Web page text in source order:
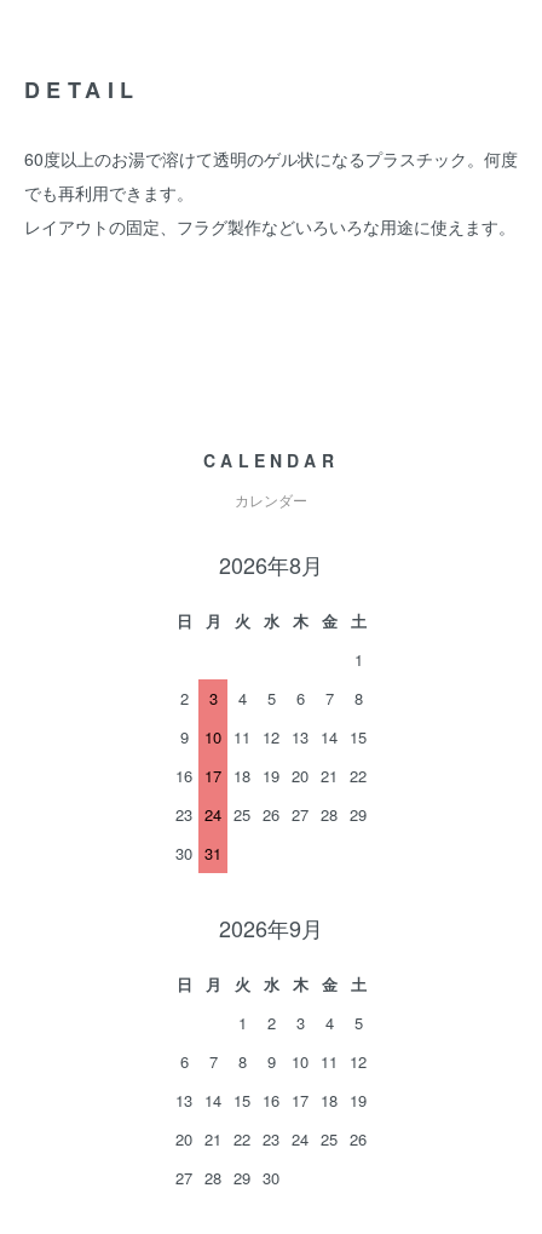
DETAIL
60度以上のお湯で溶けて透明のゲル状になるプラスチック。何度
でも再利用できます。
レイアウトの固定、フラグ製作などいろいろな用途に使えます。
CALENDAR
カレンダー
2026年8月
日 月 火 水 木 金
土
1
2
3 4 5 6 7
8
9
10 11 12 13 14 15
16 17 18 19 20 21
22
23 24 25 26 27 28 29
30 31
2026年9月
日 月 火 水 木 金
土
1
2 3 4
5
6
7 8 9 10 11
12
13 14 15 16 17 18 19
20 21 22 23 24 25 26
27 28 29 30